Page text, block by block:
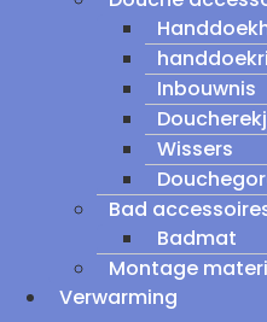
Inbouwnis
Wissers
Bad
Badmat
Montage
Verwarming